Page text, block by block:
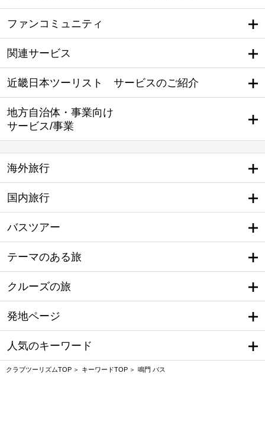
ファンコミュニティ
関連サービス
近畿日本ツーリスト サービスのご紹介
地方自治体・事業向け
サービス/事業
海外旅行
国内旅行
バスツアー
テーマのある旅
クルーズの旅
発地ページ
人気のキーワード
クラブツーリズムTOP キーワードTOP 鳴門 バス